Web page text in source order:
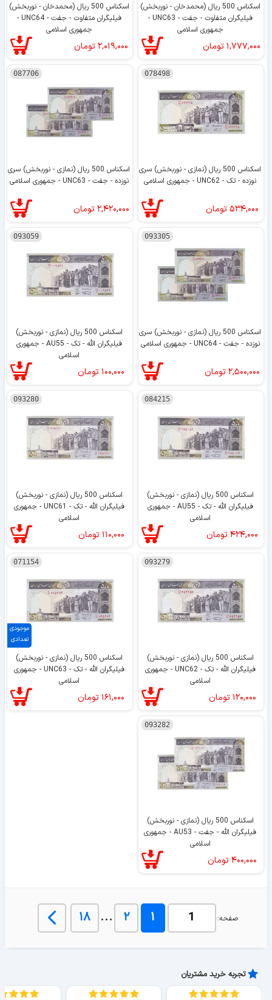
اسکناس 500 ریال (محمدخان - نوربخش)
فیلیگران متفاوت - جفت - UNC63 -
جمهوری اسلامی
۱,۷۷۷,۰۰۰تومان
اسکناس 500 ریال (محمدخان - نوربخش)
فیلیگران متفاوت - جفت - UNC64 -
جمهوری اسلامی
۲,۰۱۹,۰۰۰تومان
078498
اسکناس 500 ریال (نمازی - نوربخش) سری
نوزده - تک - UNC62 - جمهوری اسلامی
۵۳۴,۰۰۰تومان
087706
اسکناس 500 ریال (نمازی - نوربخش) سری
نوزده - جفت - UNC63 - جمهوری اسلامی
۲,۴۲۰,۰۰۰ تومان
093305
اسکناس 500 ریال (نمازی - نوربخش) سری
نوزده - جفت - UNC64 - جمهوری اسلامی
۲,۵۰۰,۰۰۰تومان
093059
اسکناس 500 ریال (نمازی - نوربخش)
فیلیگران الله - تک - AU55 - جمهوری
اسلامی
۱۰۰,۰۰۰تومان
084215
اسکناس 500 ریال (نمازی - نوربخش)
فیلیگران الله - تک - AU55 - جمهوری
اسلامی
۴۲۴,۰۰۰تومان
093280
اسکناس 500 ریال (نمازی - نوربخش)
فیلیگران الله - تک - UNC61 - جمهوری
اسلامی
۱۱۰,۰۰۰ تومان
093279
اسکناس 500 ریال (نمازی - نوربخش)
فیلیگران الله - تک - UNC62 - جمهوری
اسلامی
۱۲۰,۰۰۰ تومان
موجودی
تعدادی
071154
اسکناس 500 ریال (نمازی - نوربخش)
فیلیگران الله - تک - UNC63 - جمهوری
اسلامی
۱۶۱,۰۰۰تومان
093282
اسکناس 500 ریال (نمازی - نوربخش)
فیلیگران الله - جفت - AU53 - جمهوری
اسلامی
۴۰۰,۰۰۰تومان
صفحه: ۱ ۲ ... ۱۸
تجربه خرید مشتریان